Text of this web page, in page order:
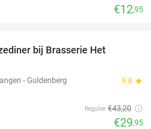
€12,95
bij Brasserie Het
- Guldenberg 9.8 star
Regulier €43,20
€29,95